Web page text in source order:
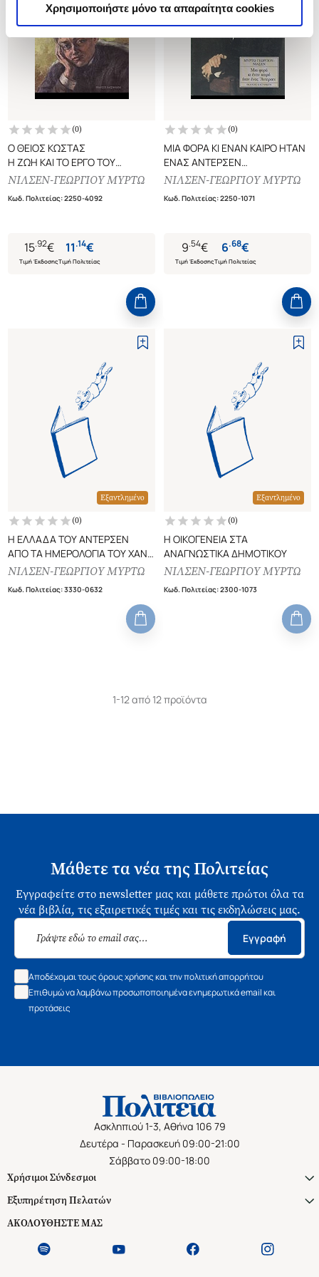
Χρησιμοποιήστε μόνο τα απαραίτητα cookies
(0)
Ο ΘΕΙΟΣ ΚΩΣΤΑΣ
Η ΖΩΗ ΚΑΙ ΤΟ ΕΡΓΟ ΤΟΥ
ΚΩΝΣΤΑΝΤΙΝΟΥ
ΝΙΛΣΕΝ-ΓΕΩΡΓΙΟΥ ΜΥΡΤΩ
Κωδ. Πολιτείας:2250-4092
15.92€
Τιμή Έκδοσης
11.14€
Τιμή Πολιτείας
(0)
ΜΙΑ ΦΟΡΑ ΚΙ ΕΝΑΝ ΚΑΙΡΟ ΗΤΑΝ
ΕΝΑΣ ΑΝΤΕΡΣΕΝ
ΜΕΛΕΤΗ ΒΑΣΙΣΜΕΝΗ ΣΤΗΝ
103 ΠΑΡΑΜΥΘΙΩΝ ΚΑΙ
ΝΙΛΣΕΝ-ΓΕΩΡΓΙΟΥ ΜΥΡΤΩ
Κωδ. Πολιτείας:2250-1071
9.54€
Τιμή Έκδοσης
6.68€
Τιμή Πολιτείας
Εξαντλημένο
(0)
Η ΕΛΛΑΔΑ ΤΟΥ ΑΝΤΕΡΣΕΝ
ΑΠΟ ΤΑ ΗΜΕΡΟΛΟΓΙΑ ΤΟΥ ΧΑΝΣ
ΚΡ. ΑΝΤΕΡΣΕΝ
ΝΙΛΣΕΝ-ΓΕΩΡΓΙΟΥ ΜΥΡΤΩ
Κωδ. Πολιτείας:3330-0632
Εξαντλημένο
(0)
Η ΟΙΚΟΓΕΝΕΙΑ ΣΤΑ
ΑΝΑΓΝΩΣΤΙΚΑ ΔΗΜΟΤΙΚΟΥ
ΝΙΛΣΕΝ-ΓΕΩΡΓΙΟΥ ΜΥΡΤΩ
Κωδ. Πολιτείας:2300-1073
1-12 από 12 προϊόντα
Μάθετε τα νέα της Πολιτείας
Εγγραφείτε στο newsletter μας και μάθετε πρώτοι όλα τα
νέα βιβλία, τις εξαιρετικές τιμές και τις εκδηλώσεις μας.
Εγγραφή
Αποδέχομαι τους όρους χρήσης και την πολιτική απορρήτου
Επιθυμώ να λαμβάνω προσωποποιημένα ενημερωτικά email και
προτάσεις
Ασκληπιού 1-3, Αθήνα 106 79
Δευτέρα - Παρασκευή 09:00-21:00
Σάββατο 09:00-18:00
Χρήσιμοι Σύνδεσμοι
Εξυπηρέτηση Πελατών
ΑΚΟΛΟΥΘΗΣΤΕ ΜΑΣ